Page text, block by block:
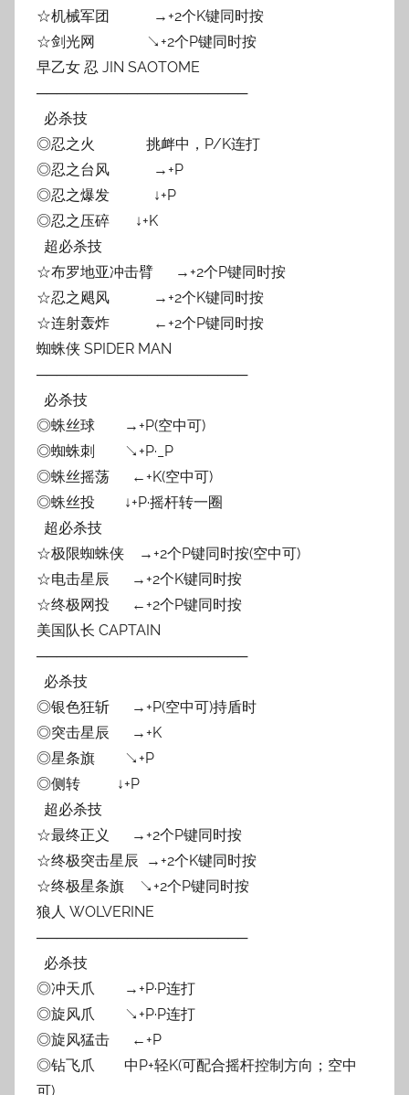
☆机械军团 →+2个K键同时按
☆剑光网 ↘+2个P键同时按
早乙女 忍 JIN SAOTOME
─────────────────────
必杀技
◎忍之火 挑衅中，P/K连打
◎忍之台风 →+P
◎忍之爆发 ↓+P
◎忍之压碎 ↓+K
超必杀技
☆布罗地亚冲击臂 →+2个P键同时按
☆忍之飓风 →+2个K键同时按
☆连射轰炸 ←+2个P键同时按
蜘蛛侠 SPIDER MAN
─────────────────────
必杀技
◎蛛丝球 →+P(空中可)
◎蜘蛛刺 ↘+P·_P
◎蛛丝摇荡 ←+K(空中可)
◎蛛丝投 ↓+P·摇杆转一圈
超必杀技
☆极限蜘蛛侠 →+2个P键同时按(空中可)
☆电击星辰 →+2个K键同时按
☆终极网投 ←+2个P键同时按
美国队长 CAPTAIN
─────────────────────
必杀技
◎银色狂斩 →+P(空中可)持盾时
◎突击星辰 →+K
◎星条旗 ↘+P
◎侧转 ↓+P
超必杀技
☆最终正义 →+2个P键同时按
☆终极突击星辰 →+2个K键同时按
☆终极星条旗 ↘+2个P键同时按
狼人 WOLVERINE
─────────────────────
必杀技
◎冲天爪 →+P·P连打
◎旋风爪 ↘+P·P连打
◎旋风猛击 ←+P
◎钻飞爪 中P+轻K(可配合摇杆控制方向；空中
可)